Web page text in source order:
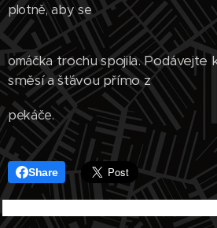
plotně, aby se
omáčkatrochu spojila. Podávejte
směsí a šťávou přímo z
pekáče.
Share